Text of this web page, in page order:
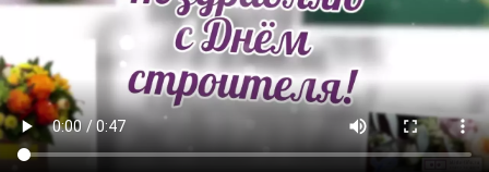
С Днем рождения
Юбилей
Свадьба
Годовщина свадьбы
Календарь праздников